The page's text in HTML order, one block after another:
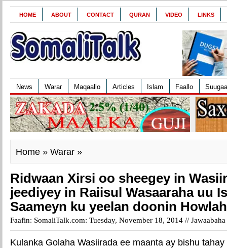
HOME ABOUT CONTACT QURAN VIDEO LINKS
News Warar Maqaallo Articles Islam Faallo
Home » Warar »
Ridwaan Xirsi oo sheegey in
jeediyey in Raiisul Wasaaraha uu
Saameyn ku yeelan doonin
Faafin: SomaliTalk.com: Tuesday, November 18, 2014 //
Kulanka Golaha Wasiirada ee maanta ay bishu